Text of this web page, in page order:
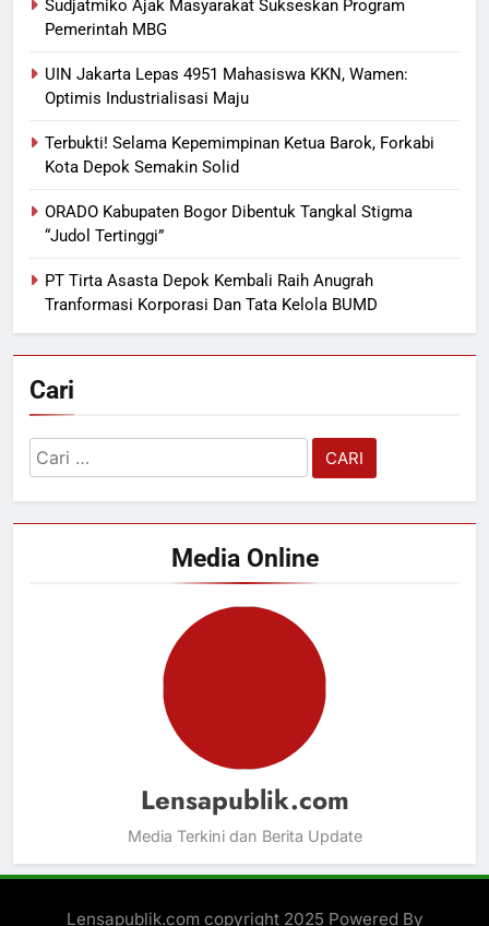
Sudjatmiko Ajak Masyarakat Sukseskan Program
Pemerintah MBG
UIN Jakarta Lepas 4951 Mahasiswa KKN, Wamen:
Optimis Industrialisasi Maju
Terbukti! Selama Kepemimpinan Ketua Barok, Forkabi
Kota Depok Semakin Solid
ORADO Kabupaten Bogor Dibentuk Tangkal Stigma
“Judol Tertinggi”
PT Tirta Asasta Depok Kembali Raih Anugrah
Tranformasi Korporasi Dan Tata Kelola BUMD
Cari
Cari
untuk:
Media Online
Lensapublik.com
Media Terkini dan Berita Update
Lensapublik.com copyright 2025 Powered By